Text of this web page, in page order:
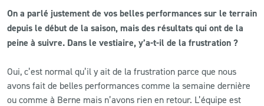
On a parlé justement de vos belles performances sur le terrain
depuis le début de la saison, mais des résultats qui ont de la
peine à suivre. Dans le vestiaire, y’a-t-il de la frustration ?
Oui, c’est normal qu’il y ait de la frustration parce que nous
avons fait de belles performances comme la semaine dernière
ou comme à Berne mais n’avons rien en retour. L’équipe est